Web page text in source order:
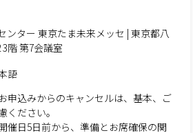
ンター 東京たま未来メッセ | 東京都八
階 第7会議室
語
申込みからのキャンセルは、基本、ご
ください。
催日5日前から、準備とお席確保の関